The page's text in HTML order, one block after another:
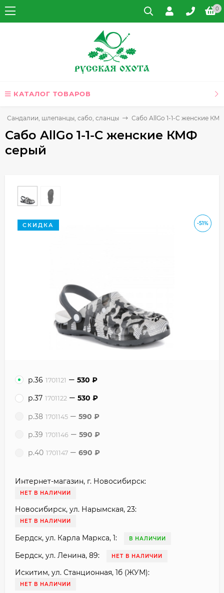
0
КАТАЛОГ ТОВАРОВ
Сандалии, шлепанцы, сабо, сланцы Сабо AllGo 1-1-C женские
Сабо AllGo 1-1-C женские КМФ
серый
-51%
СКИДКА
р.36 1701121 530 ₽
р.37 1701122 530 ₽
р.38 1701145 590 ₽
р.39 1701146 590 ₽
р.40 1701147 690 ₽
Интернет-магазин, г. Новосибирск:
НЕТ В НАЛИЧИИ
Новосибирск, ул. Нарымская, 23:
НЕТ В НАЛИЧИИ
Бердск, ул. Карла Маркса, 1: В НАЛИЧИИ
Бердск, ул. Ленина, 89: НЕТ В НАЛИЧИИ
Искитим, ул. Станционная, 1б (ЖУМ):
НЕТ В НАЛИЧИИ